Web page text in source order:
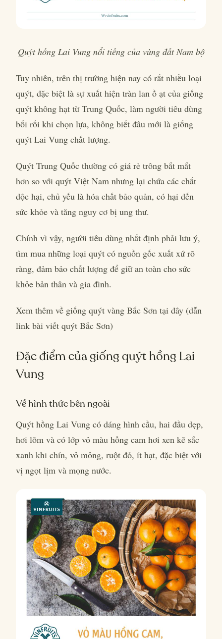
Quýt hồng Lai Vung nổi tiếng của vùng đất Nam bộ
Tuy nhiên, trên thị trường hiện nay có rất nhiều loại
quýt, đặc biệt là sự xuất hiện tràn lan ồ ạt của giống
quýt không hạt từ Trung Quốc, làm người tiêu dùng
bối rối khi chọn lựa, không biết đâu mới là giống
quýt Lai Vung chất lượng.
Quýt Trung Quốc thường có giá rẻ trông bắt mắt
hơn so với quýt Việt Nam nhưng lại chứa các chất
độc hại, chủ yếu là hóa chất bảo quản, có hại đến
sức khỏe và tăng nguy cơ bị ung thư.
Chính vì vậy, người tiêu dùng nhất định phải lưu ý,
tìm mua những loại quýt có nguồn gốc xuất xứ rõ
ràng, đảm bảo chất lượng để giữ an toàn cho sức
khỏe bản thân và gia đình.
Xem thêm về giống quýt vàng Bắc Sơn tại đây (dẫn
link bài viết quýt Bắc Sơn)
Đặc điểm của giống quýt hồng Lai
Vung
Về hình thức bên ngoài
Quýt hồng Lai Vung có dáng hình cầu, hai đầu dẹp,
hơi lõm và có lớp vỏ màu hồng cam hơi xen kẽ sắc
xanh khi chín, vỏ mỏng, ruột đỏ, ít hạt, đặc biệt với
vị ngọt lịm và mọng nước.